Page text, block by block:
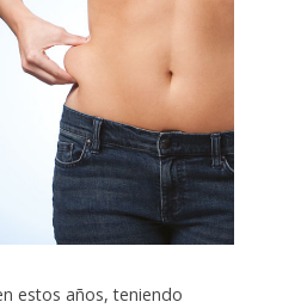
estos años, teniendo